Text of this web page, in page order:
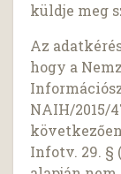
küldje meg
Az
hogy a
NAIH/2015/
Infotv. 29. §